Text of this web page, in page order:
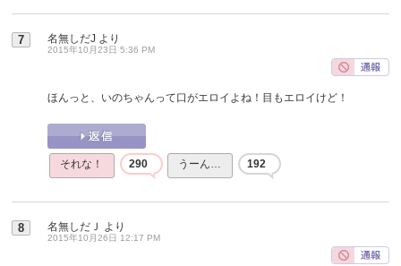
7 名無しだJ より
2015年10月23日 5:36 PM
ほんっと、いのちゃんって口がエロイよね！目もエロイけど！
それな！ 290 うーん… 192
8 名無しだＪ より
2015年10月26日 12:17 PM